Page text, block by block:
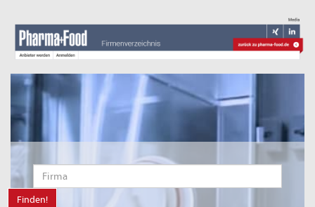
Finden!